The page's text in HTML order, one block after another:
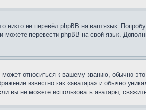
не перевёл phpBB на ваш язык.
можете перевести phpBB на свой язык.
относиться к вашему званию, обычно
известно как «аватара» и обычно
вы не можете использовать аватары,